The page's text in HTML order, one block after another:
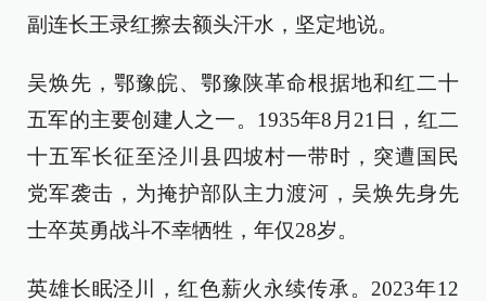
副连长王录红擦去额头汗水，坚定地说。
吴焕先，鄂豫皖、鄂豫陕革命根据地和红二十
五军的主要创建人之一。1935年8月21日，红二
十五军长征至泾川县四坡村一带时，突遭国民
党军袭击，为掩护部队主力渡河，吴焕先身先
士卒英勇战斗不幸牺牲，年仅28岁。
英雄长眠泾川，红色薪火永续传承。2023年12